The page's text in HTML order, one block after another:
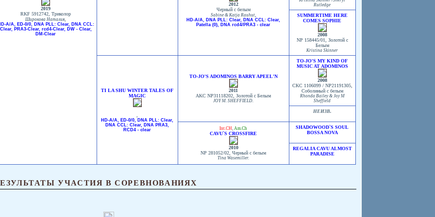
2019
RKF 5912742, Триколор
Широкова Наталия
A/A, ED-0/0, DNA PLL: Clear, DNA CCL:
Clear, PRA3-Clear, rcd4-Clear, DW - Clear,
DM-Clear
2012
Черный с белым
Sabine & Katja Rauhut,
HD-A/A, DNA PLL: Clear, DNA CCL: Clear,
Patella (0), DNA rcd4/PRA3 - clear
Rutledge
SUMMERTIME HERE
COMES SOPHIE
2008
NP 158445/01, Золотой с
Белым
Kristina Skinner
TI LA SHU WINTER TALES OF
MAGIC
HD-A/A, ED-0/0, DNA PLL: Clear,
DNA CCL: Clear, DNA PRA3,
RCD4 - clear
TO-JO'S ADOMINOS BARRY APEEL'N
2011
AKC NP31118202, Золотой с Белым
JOY M. SHEFFIELD.
TO-JO'S MY KIND OF
MUSIC AT ADOMINOS
2008
CKC 1106099 / NP21191305,
Соболиный с белым
Rhonda Bailey & Joy M
Sheffield
НЕИЗВ.
Int.CH, Am.Ch
CAVU`S CROSSFIRE
2010
NP 281052/02, Черный с белым
Tina Wasemiller.
SHADOWOOD`S SOUL
BOSSA NOVA
REGALIA CAVU ALMOST
PARADISE
УЧАСТИЯ В СОРЕВНОВАНИЯХ